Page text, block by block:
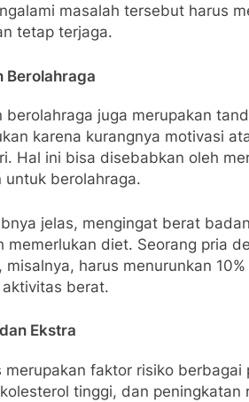
masalah tersebut harus
tetap terjaga.
Berolahraga
berolahraga juga merupakan
karena kurangnya motivasi
Hal ini bisa disebabkan oleh
untuk berolahraga.
jelas, mengingat berat
memerlukan diet. Seorang pria
misalnya, harus menurunkan
berat.
Ekstra
merupakan faktor risiko
tinggi, dan